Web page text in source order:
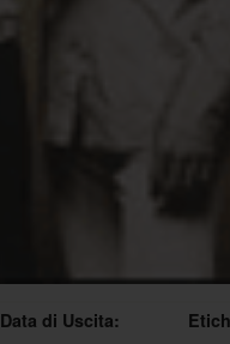
Data di Uscita: